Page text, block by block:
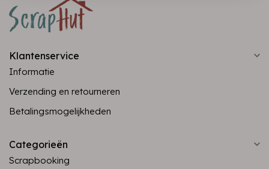
Klantenservice
Informatie
Verzending en retourneren
Betalingsmogelijkheden
Categorieën
Scrapbooking